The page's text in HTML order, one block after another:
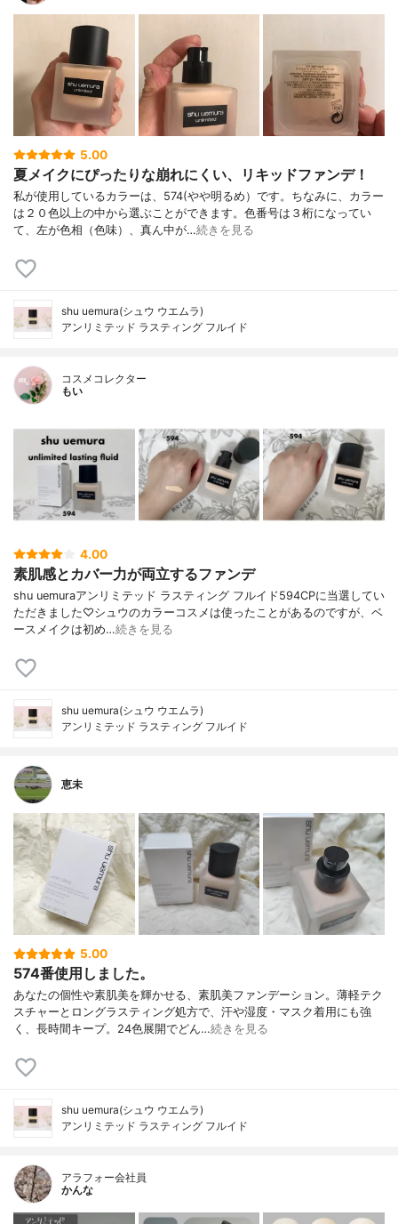
5.00
夏メイクにぴったりな崩れにくい、リキッドファンデ！
私が使用しているカラーは、574(やや明るめ）です。ちなみに、カラー
は２０色以上の中から選ぶことができます。色番号は３桁になってい
て、左が色相（色味）、真ん中が…続きを見る
shu uemura(シュウ ウエムラ)
アンリミテッド ラスティング フルイド
コスメコレクター
もい
4.00
素肌感とカバー力が両立するファンデ
shu uemuraアンリミテッド ラスティング フルイド594CPに当選してい
ただきました♡シュウのカラーコスメは使ったことがあるのですが、ベ
ースメイクは初め…続きを見る
shu uemura(シュウ ウエムラ)
アンリミテッド ラスティング フルイド
恵未
5.00
574番使用しました。
あなたの個性や素肌美を輝かせる、素肌美ファンデーション。薄軽テク
スチャーとロングラスティング処方で、汗や湿度・マスク着用にも強
く、長時間キープ。24色展開でどん…続きを見る
shu uemura(シュウ ウエムラ)
アンリミテッド ラスティング フルイド
アラフォー会社員
かんな